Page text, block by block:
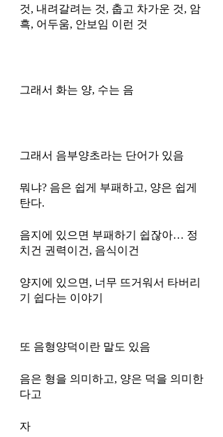
것, 내려갈려는 것, 춥고 차가운 것, 암
흑, 어두움, 안보임 이런 것
그래서 화는 양, 수는 음
그래서 음부양초라는 단어가 있음
뭐냐? 음은 쉽게 부패하고, 양은 쉽게
탄다.
음지에 있으면 부패하기 쉽잖아… 정
치건 권력이건, 음식이건
양지에 있으면, 너무 뜨거워서 타버리
기 쉽다는 이야기
또 음형양덕이란 말도 있음
음은 형을 의미하고, 양은 덕을 의미한
다고
자